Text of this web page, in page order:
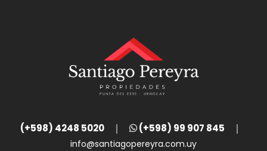
(+598) 4248 5020 (+598) 99 907 845
info@santiagopereyra.com.uy